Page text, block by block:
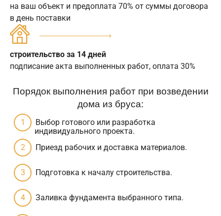
на ваш объект и предоплата 70% от суммы договора
в день поставки
строительство за 14 дней
подписание акта выполненных работ, оплата 30%
Порядок выполнения работ при возведении
дома из бруса:
Выбор готового или разработка
индивидуального проекта.
Приезд рабочих и доставка материалов.
Подготовка к началу строительства.
Заливка фундамента выбранного типа.